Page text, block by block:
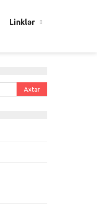
Linklər